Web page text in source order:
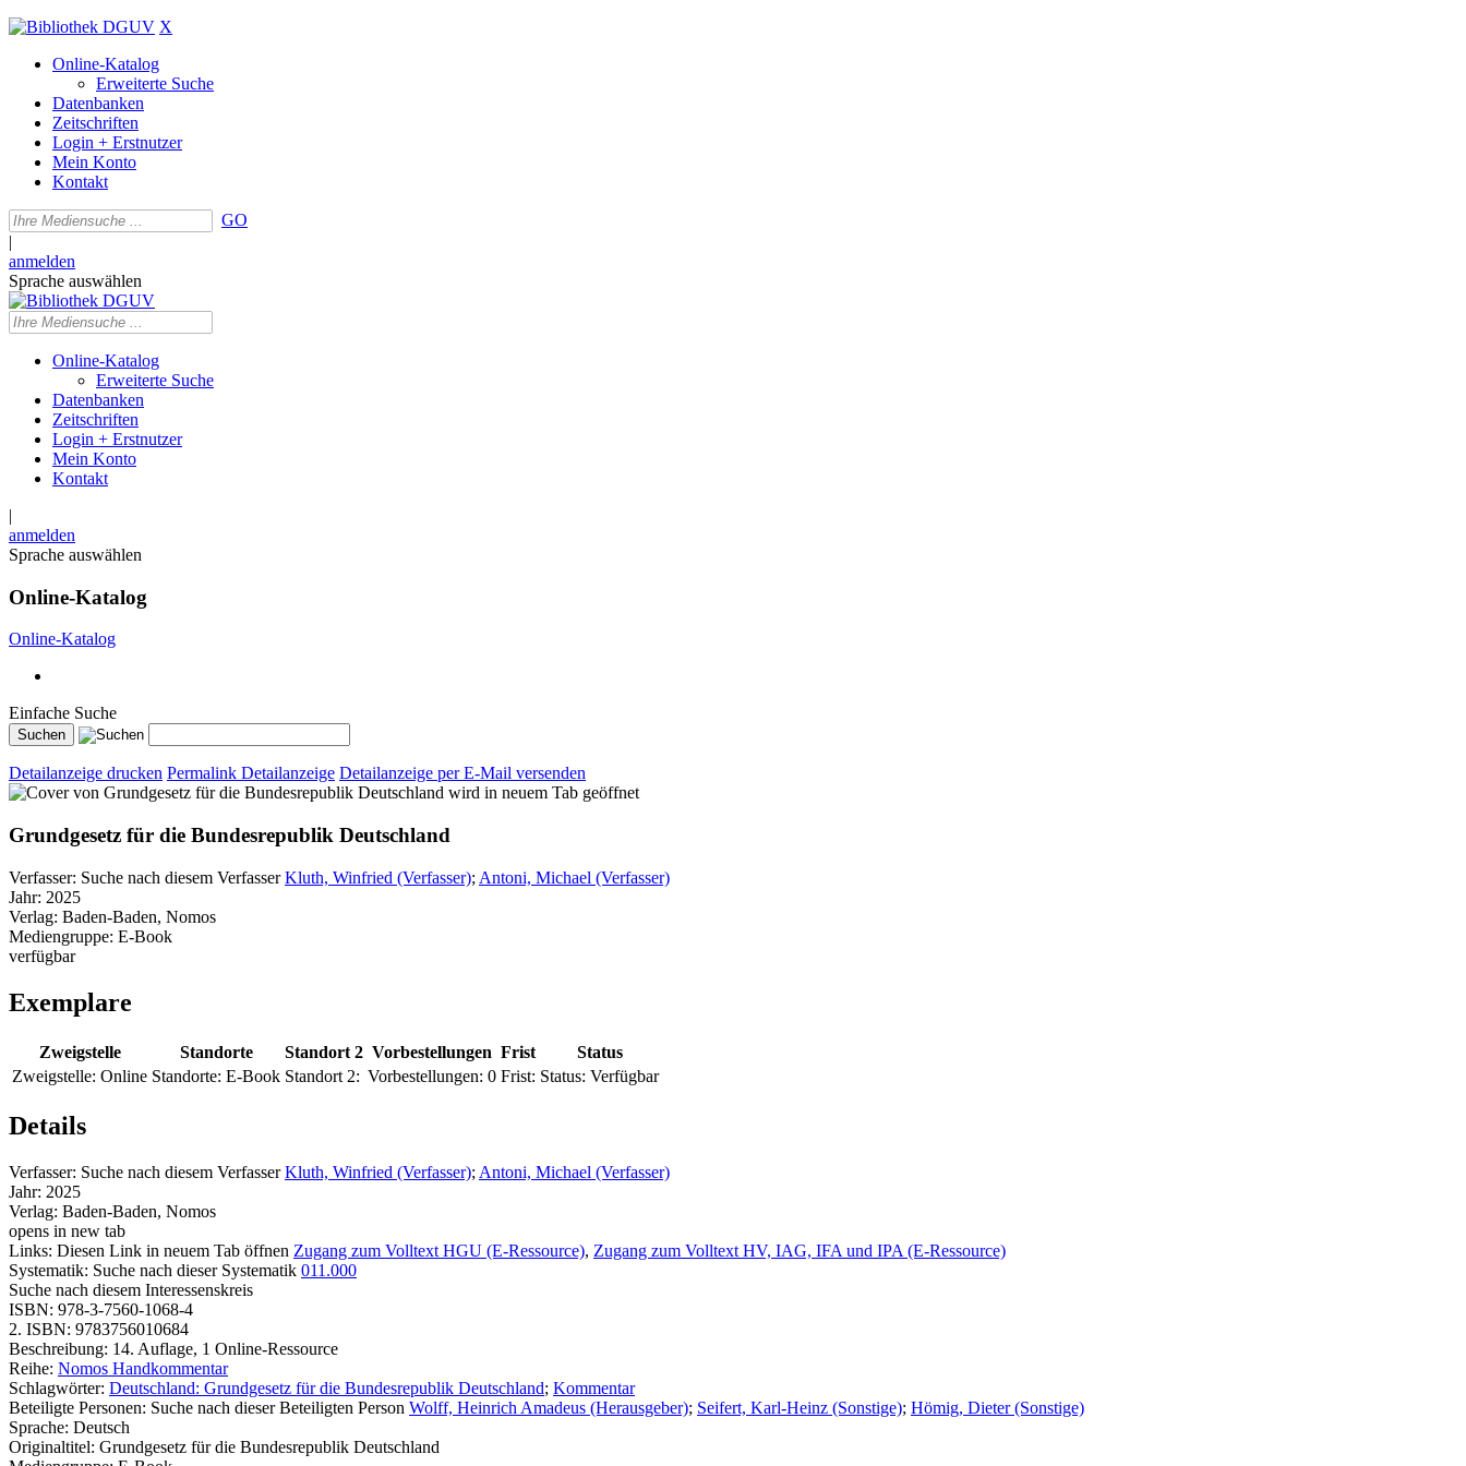
X
Online-Katalog
Erweiterte Suche
Datenbanken
Zeitschriften
Login + Erstnutzer
Mein Konto
Kontakt
GO
|
anmelden
Sprache auswählen
Online-Katalog
Erweiterte Suche
Datenbanken
Zeitschriften
Login + Erstnutzer
Mein Konto
Kontakt
|
anmelden
Sprache auswählen
Online-Katalog
Online-Katalog
Einfache Suche
Detailanzeige drucken Permalink Detailanzeige Detailanzeige per E-Mail versenden
wird in neuem Tab geöffnet
Grundgesetz für die Bundesrepublik Deutschland
Verfasser: Suche nach diesem Verfasser Kluth, Winfried (Verfasser); Antoni, Michael (Verfasser)
Jahr: 2025
Verlag: Baden-Baden, Nomos
Mediengruppe: E-Book
verfügbar
Exemplare
Zweigstelle Standorte Standort 2 Vorbestellungen Frist
Status
Zweigstelle: Online Standorte: E-Book Standort 2: Vorbestellungen: 0 Frist: Status: Verfügbar
Details
Verfasser: Suche nach diesem Verfasser Kluth, Winfried (Verfasser); Antoni, Michael (Verfasser)
Jahr: 2025
Verlag: Baden-Baden, Nomos
opens in new tab
Links: Diesen Link in neuem Tab öffnen Zugang zum Volltext HGU (E-Ressource), Zugang zum Volltext HV, IAG, IFA und IPA (E-Ressource)
Systematik: Suche nach dieser Systematik 011.000
Suche nach diesem Interessenskreis
ISBN: 978-3-7560-1068-4
2. ISBN: 9783756010684
Beschreibung: 14. Auflage, 1 Online-Ressource
Reihe: Nomos Handkommentar
Schlagwörter: Deutschland: Grundgesetz für die Bundesrepublik Deutschland; Kommentar
Beteiligte Personen: Suche nach dieser Beteiligten Person Wolff, Heinrich Amadeus (Herausgeber); Seifert, Karl-Heinz (Sonstige); Hömig, Dieter (Sonstige)
Sprache: Deutsch
Originaltitel: Grundgesetz für die Bundesrepublik Deutschland